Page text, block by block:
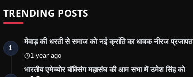
TRENDING POSTS
1
मेवाड़ की धरती से समाज को नई क्रांति का धावक नीरज प्रजापत
1 year ago
भारतीय एमेच्योर बॉक्सिंग महासंघ की आम सभा में उमेश सिंह को